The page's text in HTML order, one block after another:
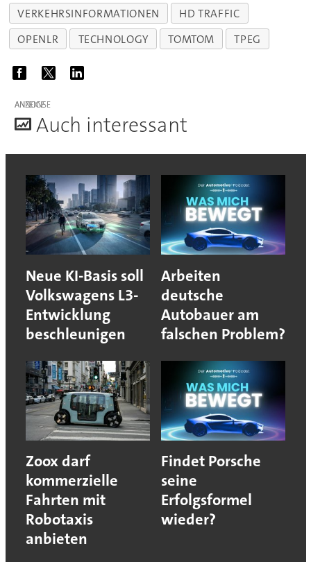
VERKEHRSINFORMATIONEN
HD TRAFFIC
OPENLR
TECHNOLOGY TOMTOM TPEG
ANZEIGE
Auch interessant
Neue KI-Basis soll
Volkswagens L3-
Entwicklung
beschleunigen
Arbeiten
deutsche
Autobauer am
falschen Problem?
Zoox darf
kommerzielle
Fahrten mit
Robotaxis
anbieten
Findet Porsche
seine
Erfolgsformel
wieder?